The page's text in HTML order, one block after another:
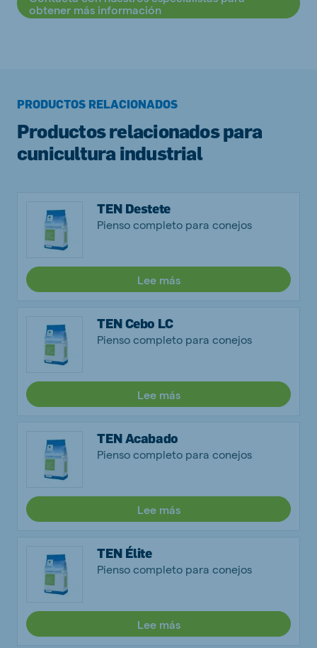
obtener más información
PRODUCTOS RELACIONADOS
Productos relacionados para
cunicultura industrial
TEN Destete
Pienso completo para conejos
Lee más
TEN Cebo LC
Pienso completo para conejos
Lee más
TEN Acabado
Pienso completo para conejos
Lee más
TEN Élite
Pienso completo para conejos
Lee más